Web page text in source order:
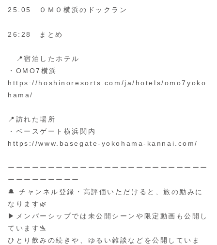
25:05 ＯＭＯ横浜のドックラン
26:28 まとめ
📍宿泊したホテル
・OMO7横浜
https://hoshinoresorts.com/ja/hotels/omo7yoko
hama/
📍訪れた場所
・ベースゲート横浜関内
https://www.basegate-yokohama-kannai.com/
ーーーーーーーーーーーーーーーーーーーーーーーーー
ーーーーーーーーー
🔔 チャンネル登録・高評価いただけると、旅の励みに
なります🌿
▶メンバーシップでは未公開シーンや限定動画も公開し
ています🛬
ひとり飲みの続きや、ゆるい雑談などを公開していま